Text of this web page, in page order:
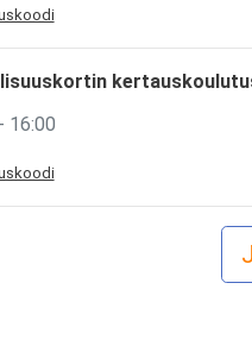
16:00